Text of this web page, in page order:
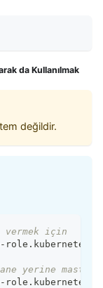
da Kullanılmak
değildir.
vermek için
yerine master